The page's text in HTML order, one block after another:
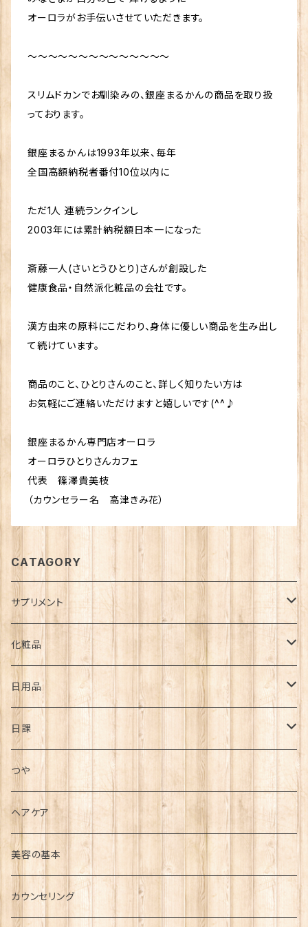
龍 水素 スイソムリエ 近未来メイクアドバイザー 美開
国言葉 歩き元気 ひざこし命 青汁酢 パニウツ元気 ワカ
国言葉 歩き元気 ひざこし命 青汁酢 パニウツ元気 ワカ
オーロラがお手伝いさせていただきます。
～～～～～～～～～～～～～～
スリムドカンでお馴染みの、銀座まるかんの商品を取り扱
っております。
銀座まるかんは1993年以来、毎年
全国高額納税者番付10位以内に
ただ1人 連続ランクインし
2003年には累計納税額日本一になった
斎藤一人(さいとうひとり)さんが創設した
健康食品・自然派化粧品の会社です。
漢方由来の原料にこだわり、身体に優しい商品を生み出し
て続けています。
商品のこと、ひとりさんのこと、詳しく知りたい方は
お気軽にご連絡いただけますと嬉しいです(^^♪
銀座まるかん専門店オーロラ
オーロラひとりさんカフェ
代表 篠澤貴美枝
（カウンセラー名 高津きみ花）
CATAGORY
サプリメント
ダイエット
疾患
高血圧
糖尿病
便秘
花粉症
アトピー
むくみ
疲れ・痛み
腰痛
肩こり
頭痛
ストレス
美容
シミ
シワ
若返り・健康維持
化粧品
スキンケア・基礎化粧品
メイクアップ用品
大セレブシリーズ
日用品
バスアイテム
その他
日課
毎日の日課
毎食前の日課
毎朝の日課
つや
ヘアケア
美容の基本
カウンセリング